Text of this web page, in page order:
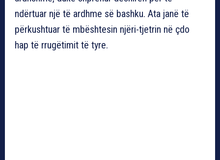
ndërtuar një të ardhme së bashku. Ata janë të
përkushtuar të mbështesin njëri-tjetrin në çdo
hap të rrugëtimit të tyre.